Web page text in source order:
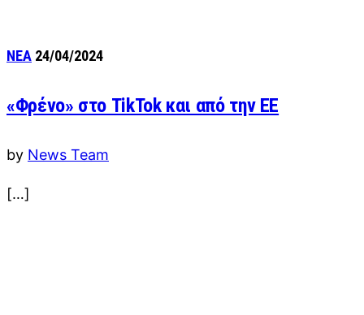
ΝΕΑ 24/04/2024
«Φρένο» στο TikTok και από την ΕΕ
by News Team
[…]